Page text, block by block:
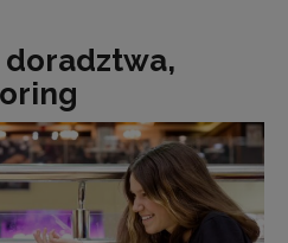
doradztwa,